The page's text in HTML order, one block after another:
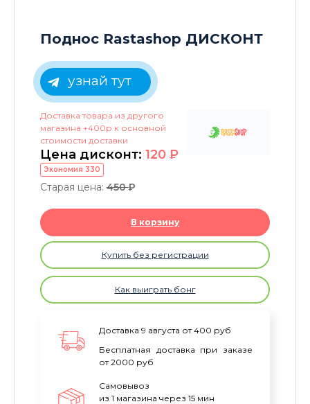
Поднос Rastashop ДИСКОНТ
узнай тут
Доставка товара из другого
магазина +400р к основной
стоимости доставки
Цена дисконт: 120 P
Экономия 330
Старая цена: 450P
В корзину
Купить без регистрации
Как выиграть бонг
Доставка 9 августа от 400 руб
Бесплатная доставка при заказе
от 2000 руб
Самовывоз
из 1 магазина через 15 мин